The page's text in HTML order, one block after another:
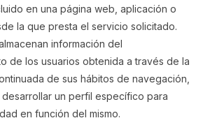
en una página web, aplicación o
la que presta el servicio solicitado.
información del
de los usuarios obtenida a través de la
de sus hábitos de navegación,
un perfil específico para
en función del mismo.